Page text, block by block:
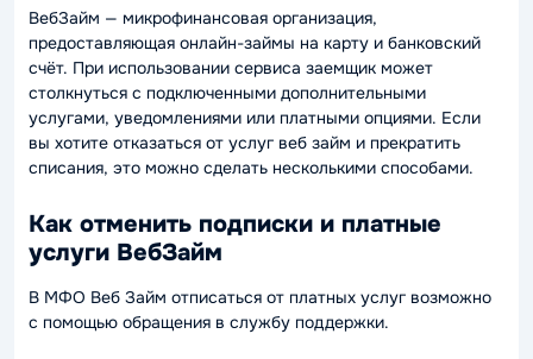
ВебЗайм — микрофинансовая организация,
предоставляющая онлайн-займы на карту и банковский
счёт. При использовании сервиса заемщик может
столкнуться с подключенными дополнительными
услугами, уведомлениями или платными опциями. Если
вы хотите отказаться от услуг веб займ и прекратить
списания, это можно сделать несколькими способами.
Как отменить подписки и платные
услуги ВебЗайм
В МФО Веб Займ отписаться от платных услуг возможно
с помощью обращения в службу поддержки.